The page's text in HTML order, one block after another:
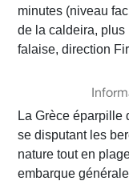
minutes (niveau
de la caldeira, plus
falaise, direction
La Grèce éparpille
se disputant les
nature tout en
embarque